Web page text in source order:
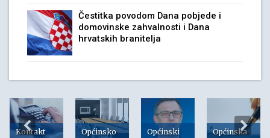
Čestitka povodom Dana pobjede i
domovinske zahvalnosti i Dana
hrvatskih branitelja
Kontakt
Općinsko
Općinski
Općinska